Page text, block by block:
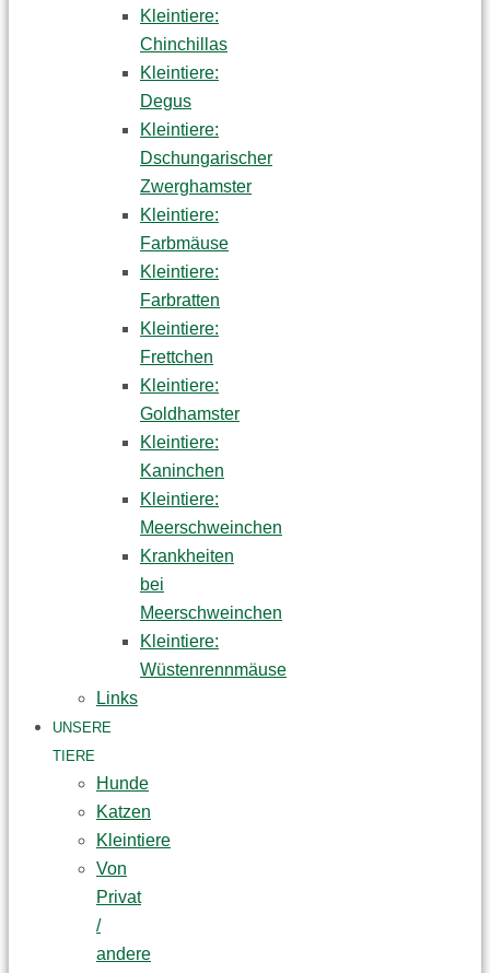
Kleintiere:
Chinchillas
Kleintiere:
Degus
Kleintiere:
Dschungarischer
Zwerghamster
Kleintiere:
Farbmäuse
Kleintiere:
Farbratten
Kleintiere:
Frettchen
Kleintiere:
Goldhamster
Kleintiere:
Kaninchen
Kleintiere:
Meerschweinchen
Krankheiten
bei
Meerschweinchen
Kleintiere:
Wüstenrennmäuse
Links
UNSERE
TIERE
Hunde
Katzen
Kleintiere
Von
Privat
/
andere